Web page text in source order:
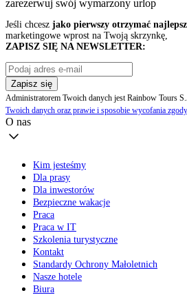
zarezerwuj swój wymarzony urlop
Jeśli chcesz jako pierwszy otrzymać
marketingowe wprost na Twoją skrzynkę,
ZAPISZ SIĘ NA NEWSLETTER:
Zapisz się
Administratorem Twoich danych jest Rainbow Tours
Twoich danych oraz prawie i sposobie wycofania zgody
O nas
Kim jesteśmy
Dla prasy
Dla inwestorów
Bezpieczne wakacje
Praca
Praca w IT
Szkolenia turystyczne
Kontakt
Standardy Ochrony Małoletnich
Nasze hotele
Biura